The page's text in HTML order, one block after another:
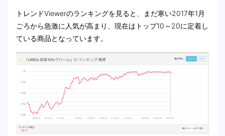
トレンドViewerのランキングを見ると、まだ寒い2017年1月
ごろから急激に人気が高まり、現在はトップ10～20に定着し
ている商品となっています。